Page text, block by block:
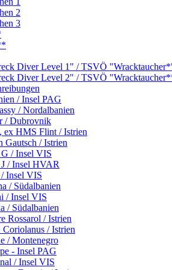
2
3
Diver Level 1" / TSVÖ
Diver Level 2" / TSVÖ
/ Insel PAG
/ Nordalbanien
/ Dubrovnik
ex HMS Flint / Istrien
Gautsch / Istrien
/ Insel VIS
/ Insel HVAR
Insel VIS
/ Südalbanien
/ Insel VIS
/ Südalbanien
Rossarol / Istrien
/ Istrien
/ Montenegro
- Insel PAG
/ Insel VIS